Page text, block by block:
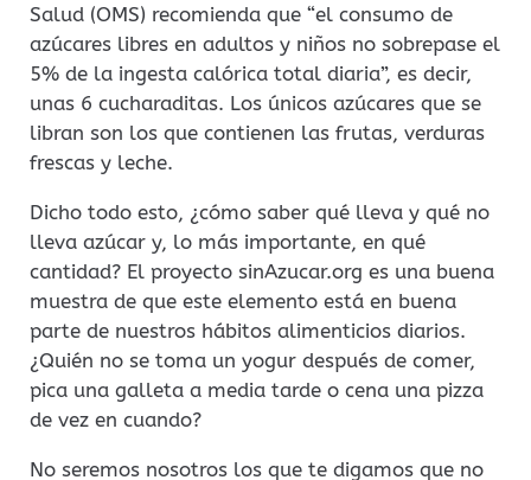
Salud (OMS) recomienda que “el consumo de
azúcares libres en adultos y niños no sobrepase el
5% de la ingesta calórica total diaria”, es decir,
unas 6 cucharaditas. Los únicos azúcares que se
libran son los que contienen las frutas, verduras
frescas y leche.
Dicho todo esto, ¿cómo saber qué lleva y qué no
lleva azúcar y, lo más importante, en qué
cantidad? El proyecto sinAzucar.org es una buena
muestra de que este elemento está en buena
parte de nuestros hábitos alimenticios diarios.
¿Quién no se toma un yogur después de comer,
pica una galleta a media tarde o cena una pizza
de vez en cuando?
No seremos nosotros los que te digamos que no